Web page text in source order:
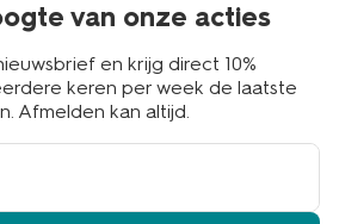
van onze acties
en krijg direct 10%
keren per week de laatste
Afmelden kan altijd.